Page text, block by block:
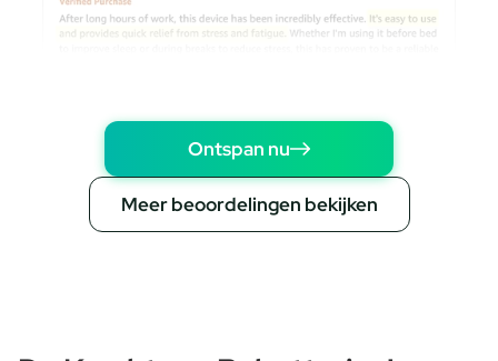
Ontspan nu
Meer beoordelingen bekijken